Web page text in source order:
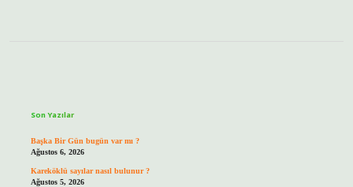
Son Yazılar
Başka Bir Gün bugün var mı ?
Ağustos 6, 2026
Kareköklü sayılar nasıl bulunur ?
Ağustos 5, 2026